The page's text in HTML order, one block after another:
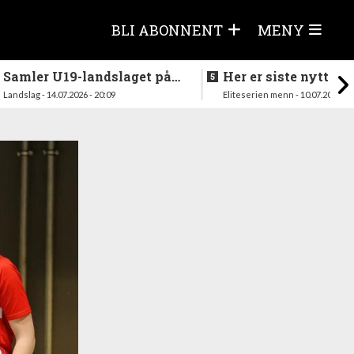
BLI ABONNENT MENY
Samler U19-landslaget på
nytt i august
Landslag - 14.07.2026 - 20:09
Her er siste nytt
season
Eliteserien menn - 10.07.2026 -